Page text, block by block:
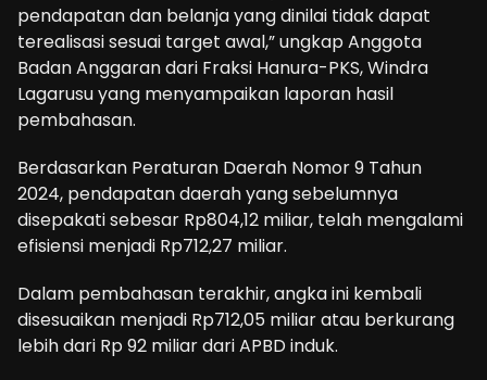
pendapatan dan belanja yang dinilai tidak dapat
terealisasi sesuai target awal,” ungkap Anggota
Badan Anggaran dari Fraksi Hanura-PKS, Windra
Lagarusu yang menyampaikan laporan hasil
pembahasan.
Berdasarkan Peraturan Daerah Nomor 9 Tahun
2024, pendapatan daerah yang sebelumnya
disepakati sebesar Rp804,12 miliar, telah mengalami
efisiensi menjadi Rp712,27 miliar.
Dalam pembahasan terakhir, angka ini kembali
disesuaikan menjadi Rp712,05 miliar atau berkurang
lebih dari Rp 92 miliar dari APBD induk.